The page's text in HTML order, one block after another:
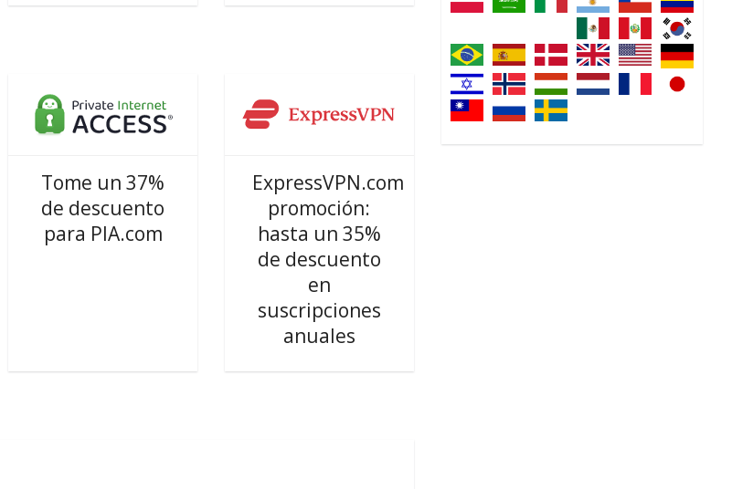
Tome un 37%
de descuento
para PIA.com
ExpressVPN.com
promoción:
hasta un 35%
de descuento
en
suscripciones
anuales